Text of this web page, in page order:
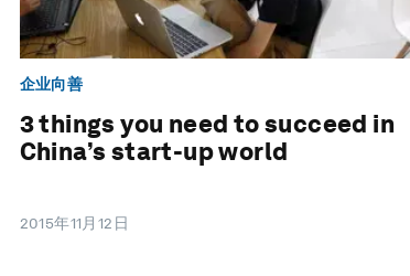
企业向善
3 things you need to succeed in
China’s start-up world
2015年11月12日